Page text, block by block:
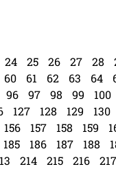
24 25 26 27 28
60 61 62 63 64
96 97 98 99 100
127 128 129 130
156 157 158 159
185 186 187 188
214 215 216 217